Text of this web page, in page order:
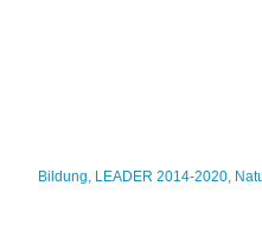
Bildung, LEADER 2014-2020,